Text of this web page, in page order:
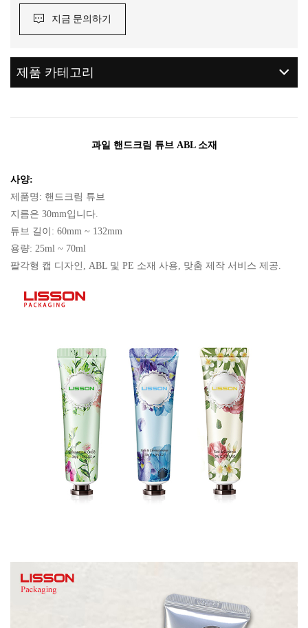
지금 문의하기
제품 카테고리
과일 핸드크림 튜브 ABL 소재
사양:
제품명: 핸드크림 튜브
지름은 30mm입니다.
튜브 길이: 60mm ~ 132mm
용량: 25ml ~ 70ml
팔각형 캡 디자인, ABL 및 PE 소재 사용, 맞춤 제작 서비스 제공.